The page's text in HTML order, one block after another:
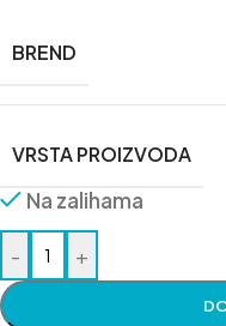
BREND
VRSTA PROIZVODA
Na zalihama
- +